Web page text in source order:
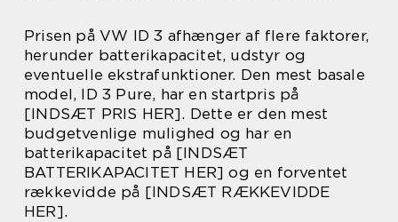
Prisen på VW ID 3 afhænger af flere faktorer,
herunder batterikapacitet, udstyr og
eventuelle ekstrafunktioner. Den mest basale
model, ID 3 Pure, har en startpris på
[INDSÆT PRIS HER]. Dette er den mest
budgetvenlige mulighed og har en
batterikapacitet på [INDSÆT
BATTERIKAPACITET HER] og en forventet
rækkevidde på [INDSÆT RÆKKEVIDDE
HER].